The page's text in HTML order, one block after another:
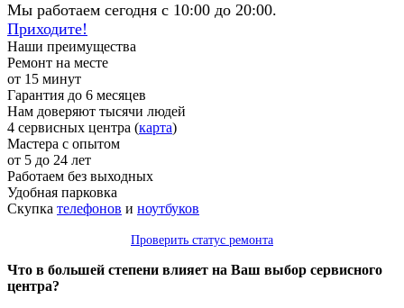
Мы работаем сегодня с 10:00 до 20:00.
Приходите!
Наши преимущества
Ремонт на месте
от 15 минут
Гарантия до 6 месяцев
Нам доверяют тысячи людей
4 сервисных центра (карта)
Мастера с опытом
от 5 до 24 лет
Работаем без выходных
Удобная парковка
Скупка телефонов и ноутбуков
Проверить статус ремонта
Что в большей степени влияет на Ваш выбор сервисного
центра?